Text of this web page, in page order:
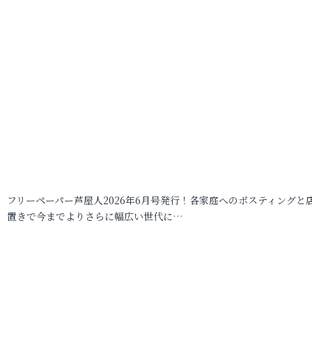
フリーペーパー芦屋人2026年6月号発行！各家庭へのポスティングと
置きで今までよりさらに幅広い世代に…